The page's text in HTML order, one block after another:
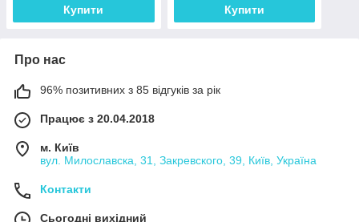
Купити Купити
Про нас
96% позитивних з 85 відгуків за рік
Працює з 20.04.2018
м. Київ
вул. Милославска, 31, Закревского, 39, Київ, Україна
Контакти
Сьогодні вихідний